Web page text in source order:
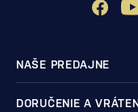
NAŠE PREDAJNE
DORUČENIE A